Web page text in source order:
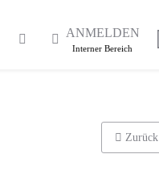
ANMELDEN
Interner Bereich
Zurück